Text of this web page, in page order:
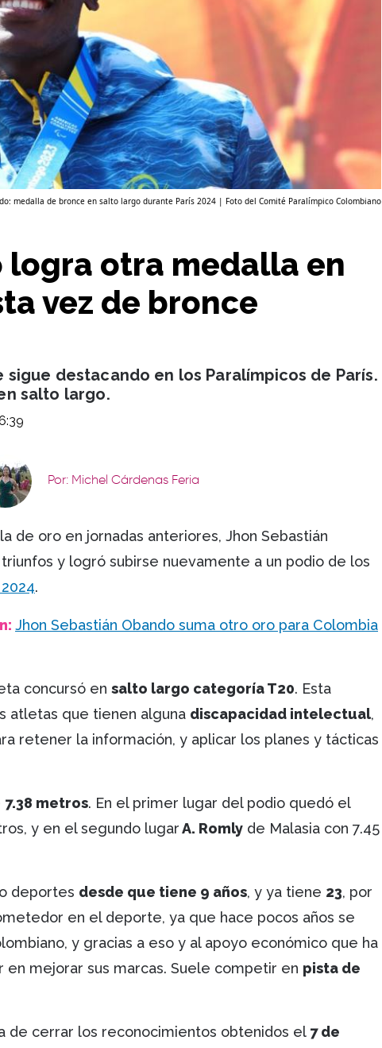
medalla de bronce en salto largo durante París 2024 | Foto del Comité Paralímpico Colombiano
logra otra medalla en
vez de bronce
sigue destacando en los Paralímpicos de París.
salto largo.
Por: Michel Cárdenas Feria
de oro en jornadas anteriores, Jhon Sebastián
y logró subirse nuevamente a un podio de los
.
Jhon Sebastián Obando suma otro oro para Colombia
concursó en salto largo categoría T20. Esta
atletas que tienen alguna discapacidad intelectual,
retener la información, y aplicar los planes y tácticas
7.38 metros. En el primer lugar del podio quedó el
y en el segundo lugarA. Romly de Malasia con 7.45
deportes desde que tiene 9 años, y ya tiene 23, por
en el deporte, ya que hace pocos años se
y gracias a eso y al apoyo económico que ha
en mejorar sus marcas. Suele competir en pista de
de cerrar los reconocimientos obtenidos el 7 de